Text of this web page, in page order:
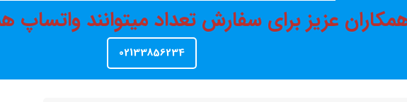
عزیز برای سفارش تعداد میتوانند
02133856234